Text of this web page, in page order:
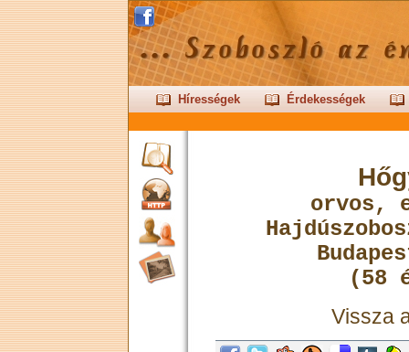
Hírességek Érdekességek
orvos,
(58
Vissza